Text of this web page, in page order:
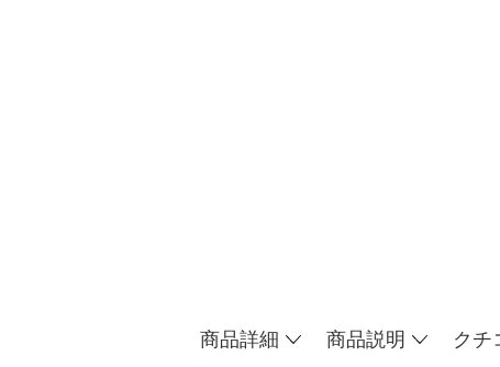
商品詳細 商品説明 クチ